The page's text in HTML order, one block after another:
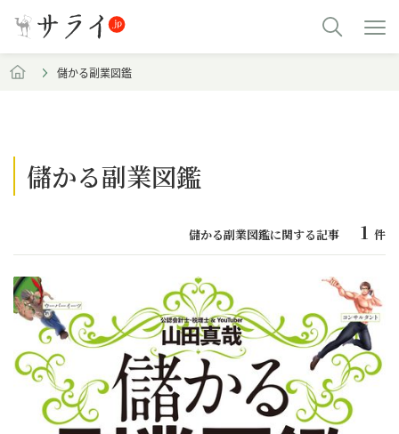
儲かる副業図鑑
儲かる副業図鑑
儲かる副業図鑑に関する記事 1 件